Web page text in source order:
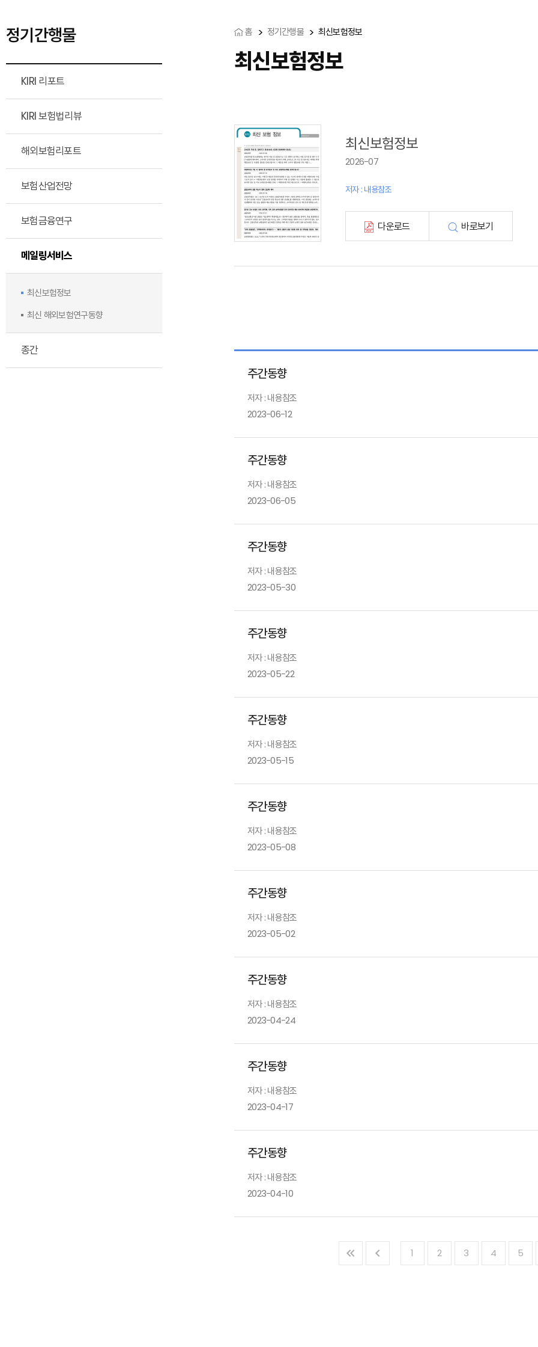
정기간행물
KIRI 리포트
KIRI 보험법리뷰
해외보험리포트
보험산업전망
보험금융연구
메일링서비스
최신보험정보
최신 해외보험연구동향
종간
홈 정기간행물 최신보험정보
최신보험정보
최신보험정보
2026-07
저자 : 내용참조
다운로드 바로보기
주간동향
저자 : 내용참조
2023-06-12
주간동향
저자 : 내용참조
2023-06-05
주간동향
저자 : 내용참조
2023-05-30
주간동향
저자 : 내용참조
2023-05-22
주간동향
저자 : 내용참조
2023-05-15
주간동향
저자 : 내용참조
2023-05-08
주간동향
저자 : 내용참조
2023-05-02
주간동향
저자 : 내용참조
2023-04-24
주간동향
저자 : 내용참조
2023-04-17
주간동향
저자 : 내용참조
2023-04-10
1 2 3 4 5